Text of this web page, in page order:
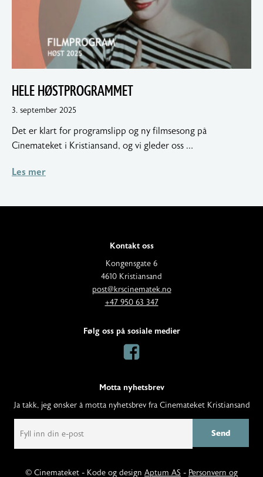
HELE HØSTPROGRAMMET
3. september 20255.
2025
Det er klart for programslipp og ny filmsesong på
Cinemateket i Kristiansand, og vi gleder oss …
Les mer
Kontakt oss
A
d
d
r
s
Kongensgate 6
4610 Kristiansand
E
s
post@krscinematek.no
T
l
:
+47 950 63 347
Følg oss på sosiale medier
Motta nyhetsbrev
Ja takk, jeg ønsker å motta nyhetsbrev fra Cinemateket Kristiansand
i
© Cinemateket - Kode og design Aptum AS - Personvern og